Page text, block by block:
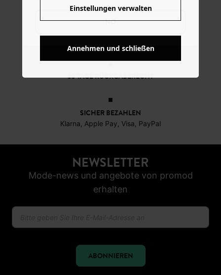
NO
30 TAGE RÜCKGABERECHT
SICHER BEZAHLEN
Klarna, Apple Pay, Visa, PayPal
NEWSLETTER
Mode-news und angebote von promod
erhalten
ABONNIEREN
Einstellungen verwalten
Annehmen und schließen